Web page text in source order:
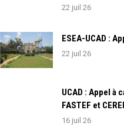
22 juil 26
ESEA-UCAD :
22 juil 26
UCAD : Appel à
FASTEF et
16 juil 26